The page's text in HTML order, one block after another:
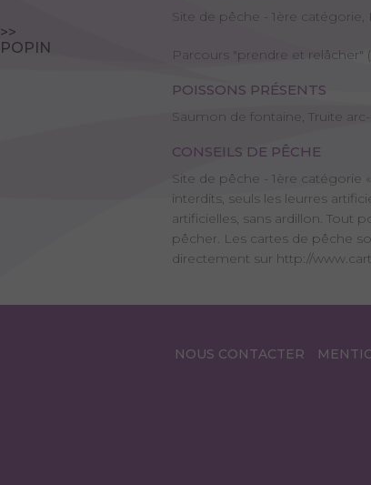
>>
POPIN
Site de pêche - 1ère catégorie,
Parcours "prendre et relâcher"
POISSONS PRÉSENTS
Saumon de fontaine, Truite
CONSEILS DE PÊCHE
Site de pêche - 1ère catégorie
interdits, seuls les leurres
artificielles, sans ardillon. Tout
pêcher. Les cartes de pêche
directement sur http://
NOUS CONTACTER